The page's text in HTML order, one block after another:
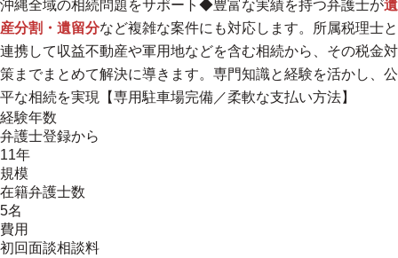
沖縄全域の相続問題をサポート ◆豊富な実績を持つ弁護士が遺
産分割・遺留分など複雑な案件にも対応します。所属税理士と
連携して収益不動産や軍用地などを含む相続から、その税金対
策までまとめて解決に導きます。専門知識と経験を活かし、公
平な相続を実現【専用駐車場完備／柔軟な支払い方法】
経験年数
弁護士登録から
11年
規模
在籍弁護士数
5名
費用
初回面談相談料